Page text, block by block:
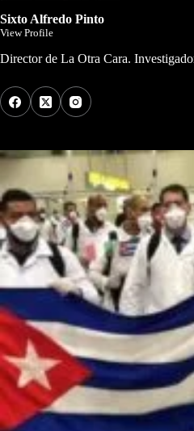
Sixto Alfredo Pinto
View Profile
Director de La Otra Cara.